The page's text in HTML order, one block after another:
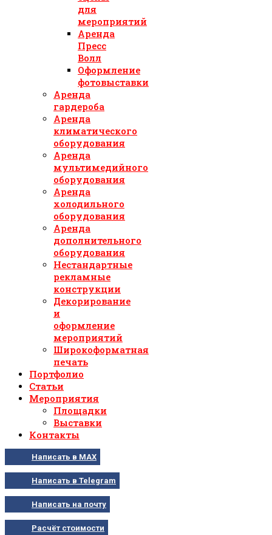
для
мероприятий
Аренда
Пресс
Волл
Оформление
фотовыставки
Аренда
гардероба
Аренда
климатического
оборудования
Аренда
мультимедийного
оборудования
Аренда
холодильного
оборудования
Аренда
дополнительного
оборудования
Нестандартные
рекламные
конструкции
Декорирование
и
оформление
мероприятий
Широкоформатная
печать
Портфолио
Статьи
Мероприятия
Площадки
Выставки
Контакты
Написать в MAX
Написать в Telegram
Написать на почту
Расчёт стоимости